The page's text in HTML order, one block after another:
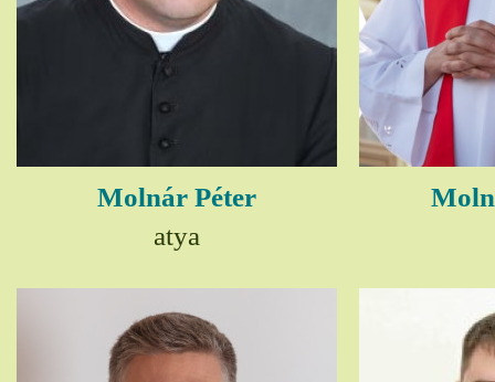
Molnár Péter
atya